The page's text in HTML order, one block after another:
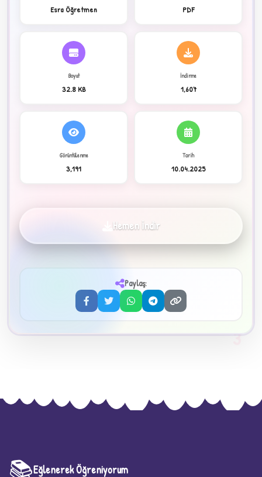
3
Esra Öğretmen PDF
Boyut
32.8 KB
İndirme
1,607
Görüntülenme
3,191
Tarih
10.04.2025
Hemen İndir
Paylaş:
📚Eğlenerek Öğreniyorum